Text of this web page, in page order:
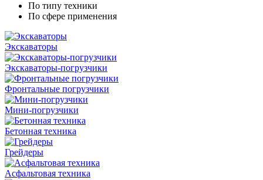
По типу техники
По сфере применения
Экскаваторы
Экскаваторы-погрузчики
Фронтальные погрузчики
Мини-погрузчики
Бетонная техника
Грейдеры
Асфальтовая техника